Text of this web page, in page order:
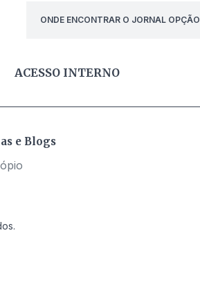
ONDE ENCONTRAR O JORNAL OPÇÃO
ACESSO INTERNO
e Blogs